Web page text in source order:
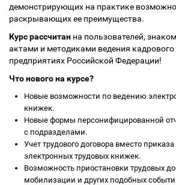
демонстрирующих на практике
раскрывающих ее преимущества.
Курс рассчитан на пользователей,
актами и методиками ведения кадрового
предприятиях Российской Федерации!
Что нового на курсе?
Новые возможности по ведению
книжек.
Новые формы персонифицированной
с подразделами.
Учет трудового договора вместо
электронных трудовых книжек.
Возможность приостановки трудовых
мобилизации и других подобных